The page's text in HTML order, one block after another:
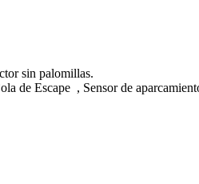
sin palomillas.
de Escape , Sensor de